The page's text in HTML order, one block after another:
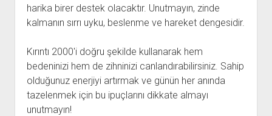
harika birer destek olacaktır. Unutmayın, zinde
kalmanın sırrı uyku, beslenme ve hareket dengesidir.
Kırıntı 2000'i doğru şekilde kullanarak hem
bedeninizi hem de zihninizi canlandırabilirsiniz. Sahip
olduğunuz enerjiyi artırmak ve günün her anında
tazelenmek için bu ipuçlarını dikkate almayı
unutmayın!